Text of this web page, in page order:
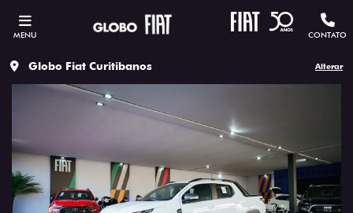
MENU CONTATO
Globo Fiat Curitibanos Alterar